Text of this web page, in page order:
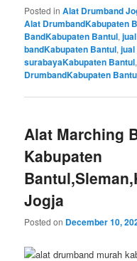
Posted in Alat Drumband
Alat DrumbandKabupaten
BandKabupaten Bantul,
bandKabupaten Bantul,jual
surabayaKabupaten Bantul
DrumbandKabupaten
Alat Marching
Kabupaten
Jogja
Posted on December 10,